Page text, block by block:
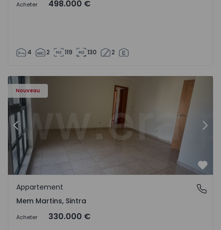
Acheter 498.000 €
4 2 119 130 2
Nouveau
- 15
Appartement T3 Sintra, Algueirão-Mem Martins -
Précédent
Mem Martins, Sintra
Appartement
Mem Martins, Sintra
Acheter 330.000 €